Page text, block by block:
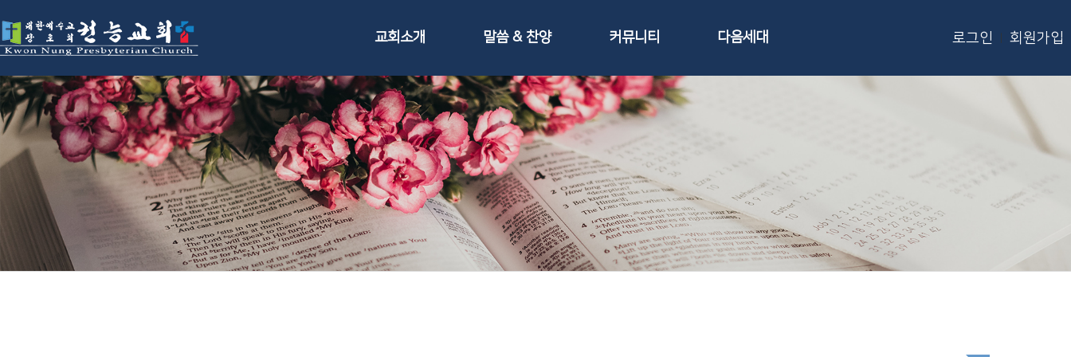
교회소개 말씀 & 찬양 커뮤니티 다음세대 로그인 회원가입